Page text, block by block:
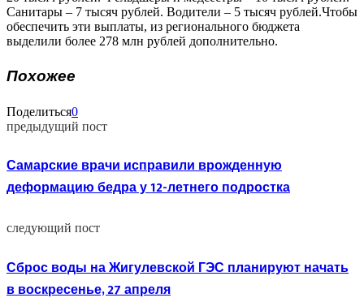
Санитары – 7 тысяч рублей. Водители – 5 тысяч рублей.Чтобы
обеспечить эти выплаты, из регионального бюджета
выделили более 278 млн рублей дополнительно.
Похожее
Поделиться0
предыдущий пост
Самарские врачи исправили врожденную
деформацию бедра у 12-летнего подростка
следующий пост
Сброс воды на Жигулевской ГЭС планируют начать
в воскресенье, 27 апреля